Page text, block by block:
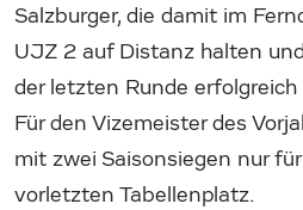
Salzburger, die damit im
UJZ 2 auf Distanz halten
der letzten Runde
Für den Vizemeister des
mit zwei Saisonsiegen nur
vorletzten Tabellenplatz.